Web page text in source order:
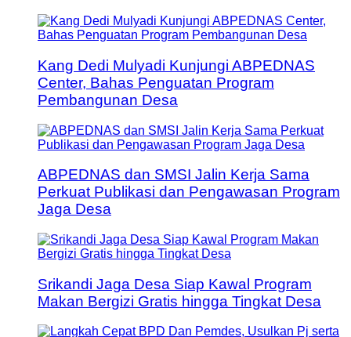
Kang Dedi Mulyadi Kunjungi ABPEDNAS
Center, Bahas Penguatan Program
Pembangunan Desa
ABPEDNAS dan SMSI Jalin Kerja Sama
Perkuat Publikasi dan Pengawasan Program
Jaga Desa
Srikandi Jaga Desa Siap Kawal Program
Makan Bergizi Gratis hingga Tingkat Desa